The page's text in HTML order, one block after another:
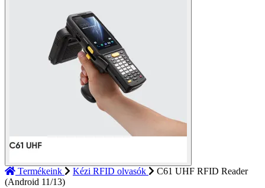
Termékeink Kézi RFID olvasók
C61 UHF RFID Reader
(Android 11/13)